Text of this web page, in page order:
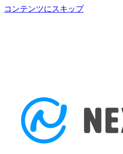
コンテンツにスキップ